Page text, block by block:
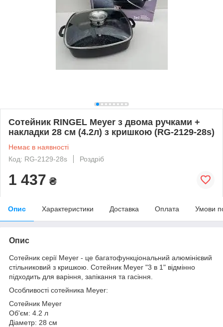
Сотейник RINGEL Meyer з двома ручками +
накладки 28 см (4.2л) з кришкою (RG-2129-28s)
Немає в наявності
Код: RG-2129-28s
Роздріб
1 437 ₴
Опис Характеристики Доставка Оплата Умови
Опис
Сотейник серії Meyer - це багатофункціональний алюмінієвий
стільниковий з кришкою. Сотейник Meyer "3 в 1" відмінно
підходить для варіння, запікання та гасіння.
Особливості сотейника Meyer:
Сотейник Meyer
Об'єм: 4.2 л
Діаметр: 28 см